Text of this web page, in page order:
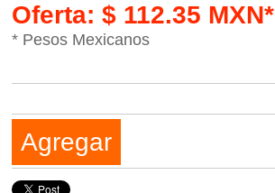
Oferta: $ 112.35 MXN*
* Pesos Mexicanos
Agregar